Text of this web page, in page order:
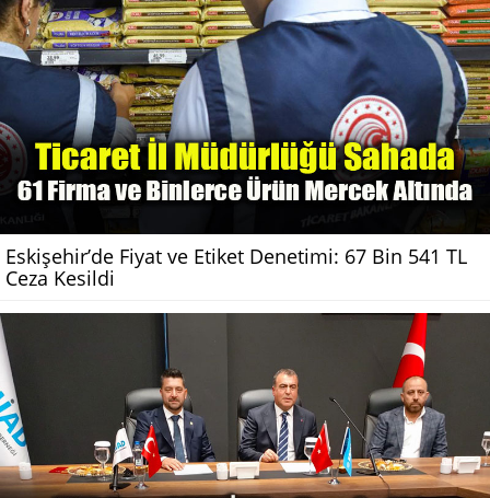
Eskişehir’de Fiyat ve Etiket Denetimi: 67 Bin 541 TL
Ceza Kesildi